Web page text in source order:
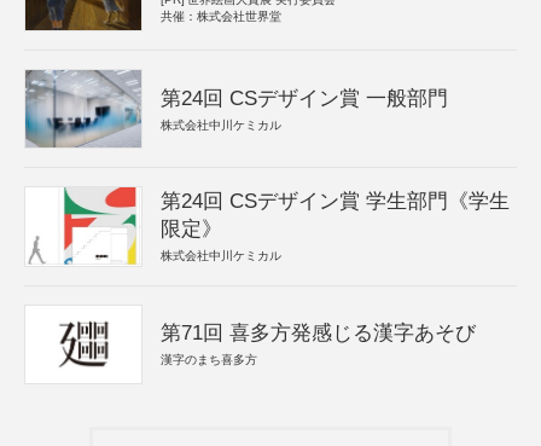
共催：株式会社世界堂
第24回 CSデザイン賞 一般部門
株式会社中川ケミカル
第24回 CSデザイン賞 学生部門《学生
限定》
株式会社中川ケミカル
第71回 喜多方発感じる漢字あそび
漢字のまち喜多方